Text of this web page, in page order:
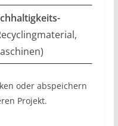
oder abspeichern
Projekt.